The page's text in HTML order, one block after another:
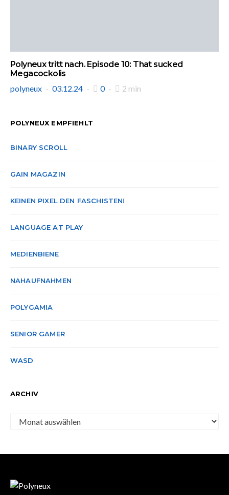
Polyneux tritt nach. Episode 10: That sucked
Megacockolis
polyneux
03.12.24 0 2 min
POLYNEUX EMPFIEHLT
BINARY SCROLL
GAIN MAGAZIN
KEINEN PIXEL DEN FASCHISTEN!
LANGUAGE AT PLAY
MEDIENBIENE
NAHAUFNAHMEN
POLYGAMIA
SENIOR GAMER
WASD
ARCHIV
Archiv